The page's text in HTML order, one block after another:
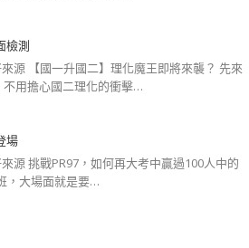
檢測
源 【國一升國二】理化魔王即將來襲？ 先來
用擔心國二理化的衝擊…
場
源 挑戰PR97，如何再大考中贏過100人中的
，大場面就是要…